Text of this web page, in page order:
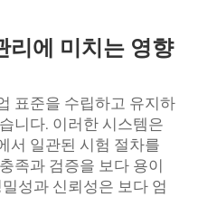
리에 미치는 영향
표준을 수립하고 유지하
니다. 이러한 시스템은
서 일관된 시험 절차를
족과 검증을 보다 용이
성과 신뢰성은 보다 엄